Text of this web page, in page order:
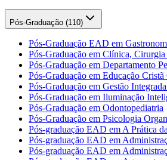
Pós-Graduação (110)
Pós-Graduação EAD em
Pós-Graduação em Clínica,
Pós-Graduação em Departamento
Pós-Graduação em Educação Cristã
Pós-Graduação em Gestão
Pós-Graduação em Iluminação
Pós-Graduação em Odontopediatria
Pós-Graduação em Psicologia
Pós-graduação EAD em A Prática
Pós-graduação EAD em
Pós-graduação EAD em